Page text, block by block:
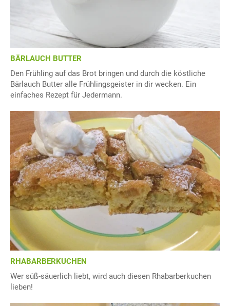
BÄRLAUCH BUTTER
Den Frühling auf das Brot bringen und durch die köstliche
Bärlauch Butter alle Frühlingsgeister in dir wecken. Ein
einfaches Rezept für Jedermann.
RHABARBERKUCHEN
Wer süß-säuerlich liebt, wird auch diesen Rhabarberkuchen
lieben!